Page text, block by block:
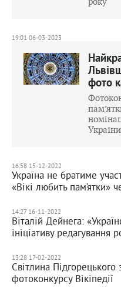
19:01 06-03-2023
фото
16:58 15-12-2022
Україна не братиме
«Вікі любить пам’ятки»
14:27 16-11-2022
Віталій Дейнега:
ініціативу редагування
13:28 17-02-2022
Світлина
фотоконкурсу Вікіпедії